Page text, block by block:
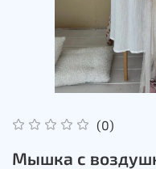
(0)
Мышка с